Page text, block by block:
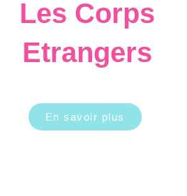
Les Corps
Etrangers
En savoir plus